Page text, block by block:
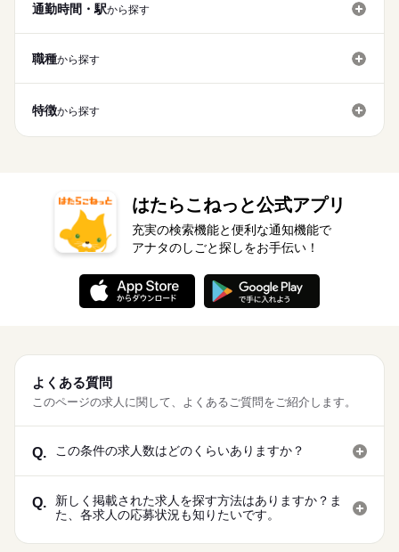
通勤時間・駅から探す
職種から探す
特徴から探す
はたらこねっと公式アプリ
充実の検索機能と便利な通知機能で
アナタのしごと探しをお手伝い！
よくある質問
このページの求人に関して、よくあるご質問をご紹介します。
Q. この条件の求人数はどのくらいありますか？
Q.
新しく掲載された求人を探す方法はありますか？ま
た、各求人の応募状況も知りたいです。